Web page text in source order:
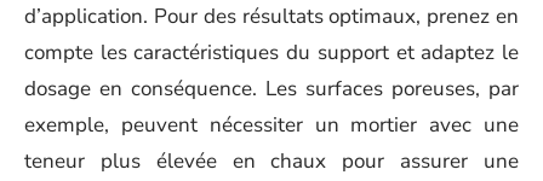
d’application. Pour des résultats optimaux, prenez en
compte les caractéristiques du support et adaptez le
dosage en conséquence. Les surfaces poreuses, par
exemple, peuvent nécessiter un mortier avec une
teneur plus élevée en chaux pour assurer une